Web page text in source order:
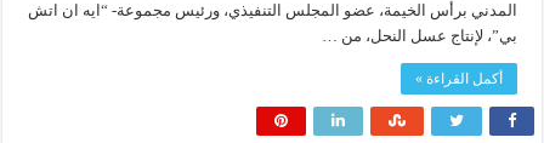
المدني برأس الخيمة، عضو المجلس التنفيذي، ورئيس مجموعة- “ايه ان اتش
بي”، لإنتاج عسل النحل، من …
أكمل القراءة »